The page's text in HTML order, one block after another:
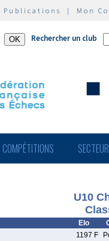
Publications | Mon
Rechercher un club
COMPÉTITIONS
U10
Elo
1197 F